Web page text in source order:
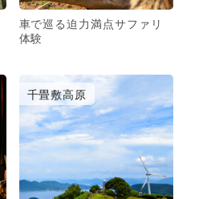
車で巡る迫力満点サファリ
体験
千畳敷高原